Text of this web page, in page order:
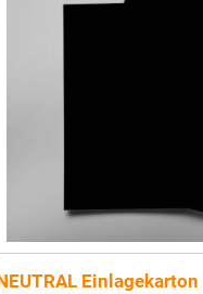
Einlagekarton